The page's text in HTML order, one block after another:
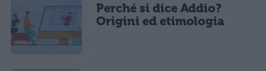
Perché si dice Addio?
Origini ed etimologia